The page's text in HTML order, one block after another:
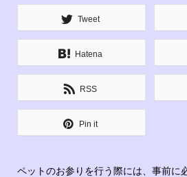
Tweet
Hatena
RSS
Pin it
ペットのお参りを行う際には、事前に